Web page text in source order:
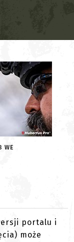
WE
portalu i
może